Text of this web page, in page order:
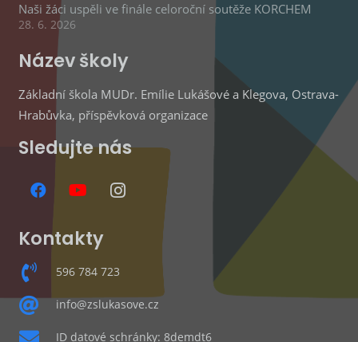
Naši žáci uspěli ve finále celoroční soutěže KORCHEM
28. 6. 2026
Název školy
Základní škola MUDr. Emílie Lukášové a Klegova, Ostrava-
Hrabůvka, příspěvková organizace
Sledujte nás
Kontakty
596 784 723
info@zslukasove.cz
ID datové schránky: 8demdt6